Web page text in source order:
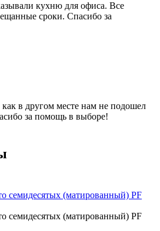
кухню для офиса. Все
сроки. Спасибо за
в другом месте нам не подошел
за помощь в выборе!